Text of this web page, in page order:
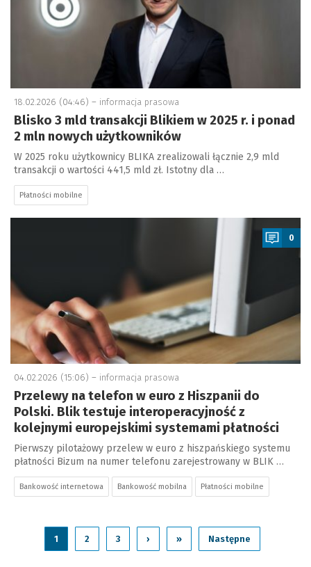
18.02.2026 (04:46) – informacja prasowa
Blisko 3 mld transakcji Blikiem w 2025 r. i ponad
2 mln nowych użytkowników
W 2025 roku użytkownicy BLIKA zrealizowali łącznie 2,9 mld
transakcji o wartości 441,5 mld zł. Istotny dla …
Płatności mobilne
a
0
04.02.2026 (15:06) – informacja prasowa
Przelewy na telefon w euro z Hiszpanii do
Polski. Blik testuje interoperacyjność z
kolejnymi europejskimi systemami płatności
Pierwszy pilotażowy przelew w euro z hiszpańskiego systemu
płatności Bizum na numer telefonu zarejestrowany w BLIK …
Bankowość internetowa Bankowość mobilna Płatności mobilne
1 2 3 › » Następne